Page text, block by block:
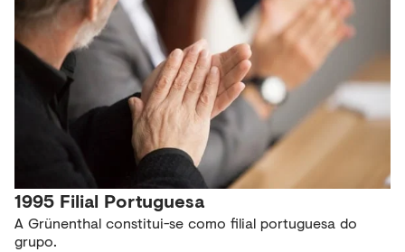
1995 Filial Portuguesa
A Grünenthal constitui-se como filial portuguesa do
grupo.